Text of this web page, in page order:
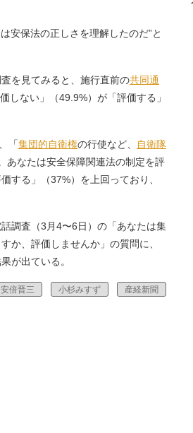
安保法の正しさを理解したのだ”と
を見てみると、施行直前の共同通
しない」（49.9%）が「評価する」
「集団的自衛権の行使など、
自衛隊
あなたは安全保障関連法の制定を評
する」（37%）を上回っており、
調査（3月4〜6日）の「あなたは集
か、評価しませんか」の質問に、
が出ている。
安倍晋三 小杉みすず 産経新聞